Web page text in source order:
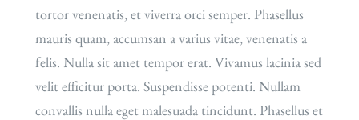
tortor venenatis, et viverra orci semper. Phasellus
mauris quam, accumsan a varius vitae, venenatis a
felis. Nulla sit amet tempor erat. Vivamus lacinia sed
velit efficitur porta. Suspendisse potenti. Nullam
convallis nulla eget malesuada tincidunt. Phasellus et